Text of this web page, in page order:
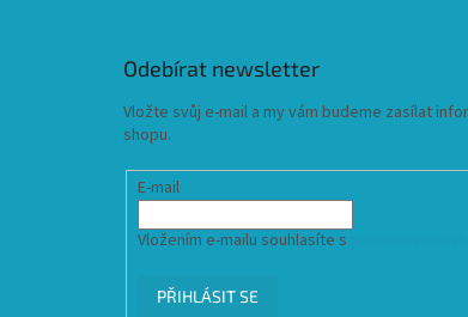
Odebírat newsletter
Vložte svůj e-mail a my vám budeme zasílat
shopu.
E-mail
Vložením e-mailu souhlasíte s
PŘIHLÁSIT SE